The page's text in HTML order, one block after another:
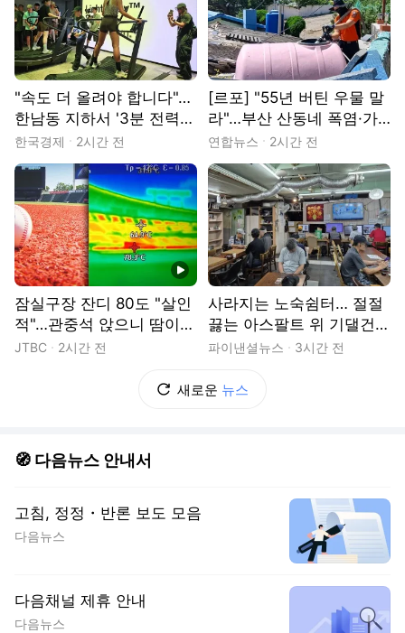
"속도 더 올려야 합니다"…
한남동 지하서 '3분 전력질
주'
한국경제 2시간 전
[르포] "55년 버틴 우물 말
라"…부산 산동네 폭염·가
뭄에 생존 위기
연합뉴스 2시간 전
잠실구장 잔디 80도 "살인
적"…관중석 앉으니 땀이
줄줄
JTBC 2시간 전
사라지는 노숙쉼터… 절절
끓는 아스팔트 위 기댈건
우산 뿐 [르포]
파이낸셜뉴스 3시간 전
새로운 뉴스
🧭 다음뉴스 안내서
고침, 정정・반론 보도 모음
다음뉴스
다음채널 제휴 안내
다음뉴스